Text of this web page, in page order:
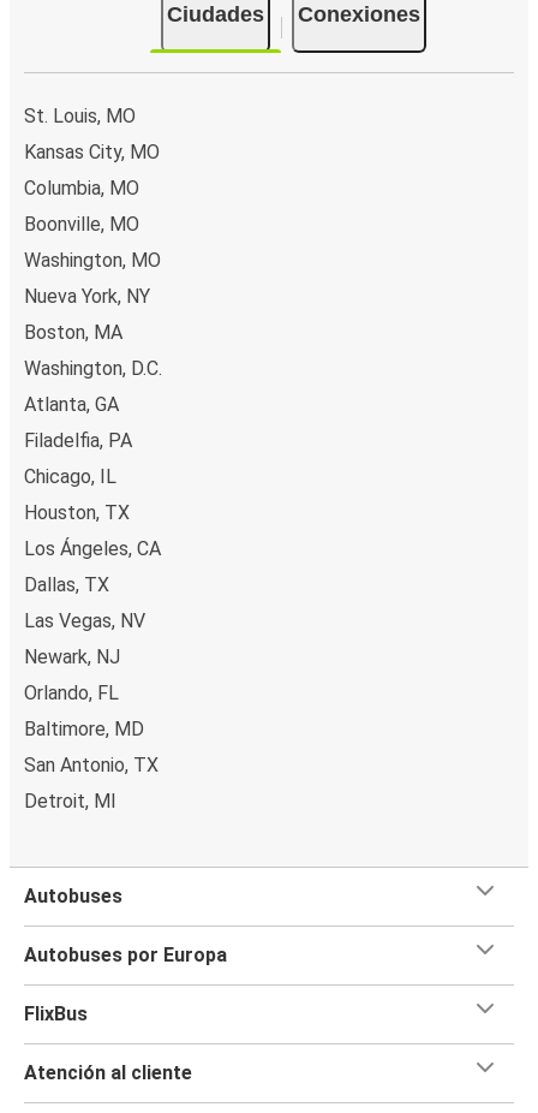
Ciudades Conexiones
St. Louis, MO
Kansas City, MO
Columbia, MO
Boonville, MO
Washington, MO
Nueva York, NY
Boston, MA
Washington, D.C.
Atlanta, GA
Filadelfia, PA
Chicago, IL
Houston, TX
Los Ángeles, CA
Dallas, TX
Las Vegas, NV
Newark, NJ
Orlando, FL
Baltimore, MD
San Antonio, TX
Detroit, MI
Autobuses
Autobuses por Europa
FlixBus
Atención al cliente